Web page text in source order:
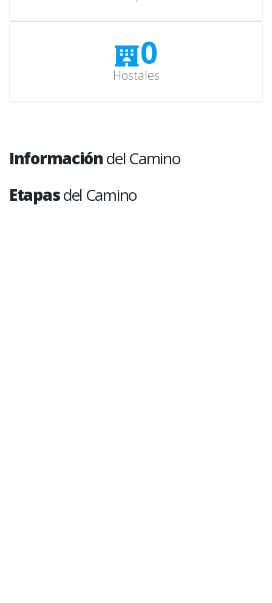
0
Hostales
Informacióndel Camino
Etapasdel Camino
León - La Robla